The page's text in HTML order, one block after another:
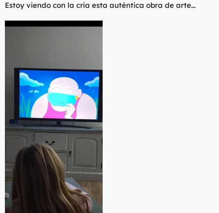
Estoy viendo con la cría esta auténtica obra de arte...